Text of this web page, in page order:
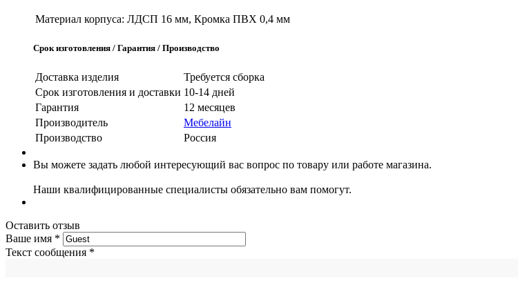
Материал корпуса: ЛДСП 16 мм, Кромка ПВХ 0,4 мм
Срок изготовления / Гарантия / Производство
Доставка изделия
Требуется сборка
Срок изготовления и доставки 10-14 дней
Гарантия
12 месяцев
Производитель
Мебелайн
Производство
Россия
Вы можете задать любой интересующий вас вопрос по товару или работе магазина.
Наши квалифицированные специалисты обязательно вам помогут.
Оставить отзыв
Ваше имя *
Текст сообщения *